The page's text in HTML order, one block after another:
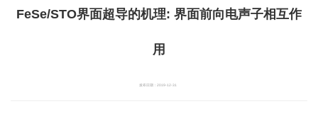
FeSe/STO界面超导的机理: 界面前向电声子相互作
用
发布日期：2019-12-31